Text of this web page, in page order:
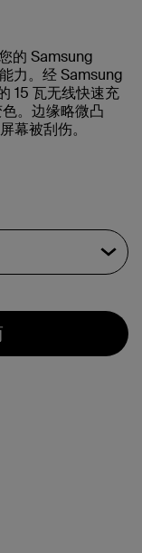
的 Samsung
力。经 Samsung
15 瓦无线快速充
。边缘略微凸
幕被刮伤。